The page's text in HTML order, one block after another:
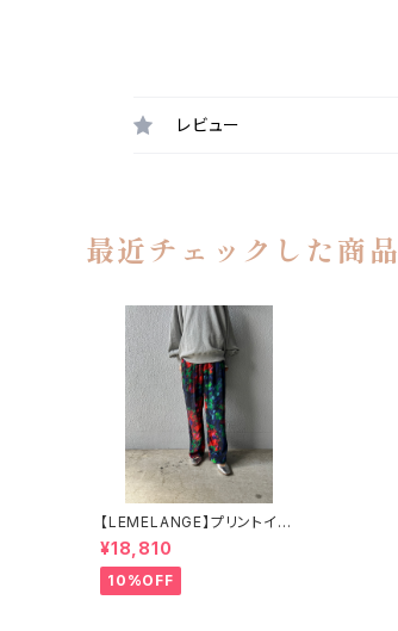
レビュー
最近チェックした商品
【LEMELANGE】プリントイー
ジーパンツ 8613504
¥18,810
10%OFF